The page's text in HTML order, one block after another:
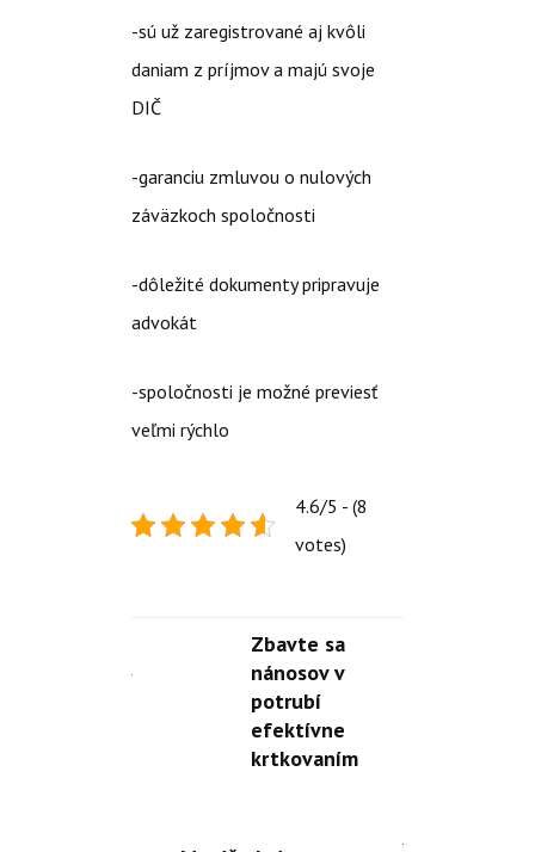
-sú už zaregistrované aj kvôli
daniam z príjmov a majú svoje
DIČ
-garanciu zmluvou o nulových
záväzkoch spoločnosti
-dôležité dokumenty pripravuje
advokát
-spoločnosti je možné previesť
veľmi rýchlo
4.6/5 - (8
votes)
Zbavte sa
nánosov v
potrubí
efektívne
krtkovaním